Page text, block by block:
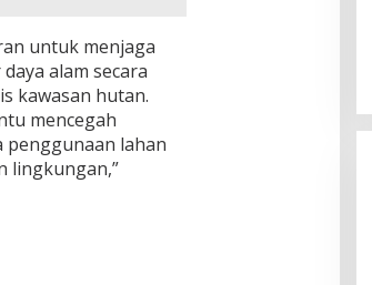
untuk menjaga
alam secara
kawasan hutan.
mencegah
penggunaan lahan
lingkungan,”